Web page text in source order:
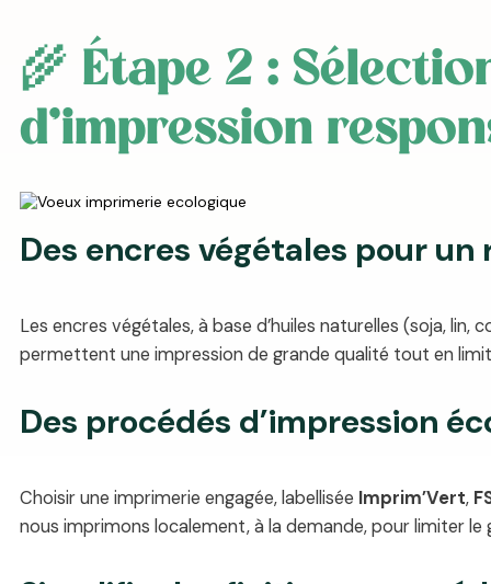
🌾 Étape 2 :
d’impression
Des encres végétales pour
Les encres végétales, à base d’huiles naturelles (soja,
permettent une impression de grande qualité tout en
Des procédés d’impression
Choisir une imprimerie engagée, labellisée Imprim’Vert,
nous imprimons localement, à la demande, pour limiter le